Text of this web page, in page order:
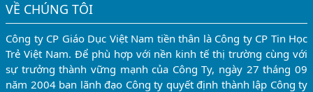
VỀ CHÚNG TÔI
Công ty CP Giáo Dục Việt Nam tiền thân là Công ty CP Tin Học
Trẻ Việt Nam. Để phù hợp với nền kinh tế thị trường cùng với
sự trưởng thành vững mạnh của Công Ty, ngày 27 tháng 09
năm 2004 ban lãnh đạo Công ty quyết định thành lập Công ty